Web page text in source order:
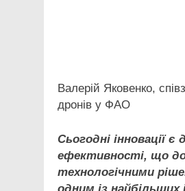
Валерій Яковенко,
дронів у ФАО
Сьогодні інновації
ефективності, що
технологічними